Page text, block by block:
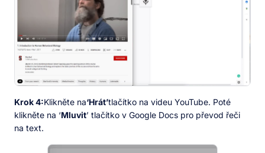
Krok 4:Klikněte na‘Hrát’tlačítko na videu YouTube. Poté
klikněte na ‘Mluvit’ tlačítko v Google Docs pro převod řeči
na text.